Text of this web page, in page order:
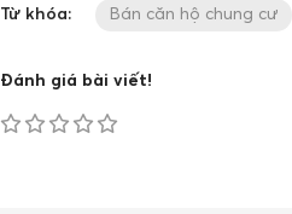
Từ khóa: Bán căn hộ chung cư
Đánh giá bài viết!